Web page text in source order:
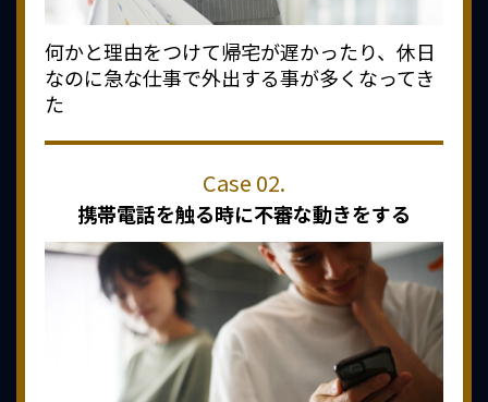
何かと理由をつけて帰宅が遅かったり、休日
なのに急な仕事で外出する事が多くなってき
た
携帯電話を触る時に不審な動きをする